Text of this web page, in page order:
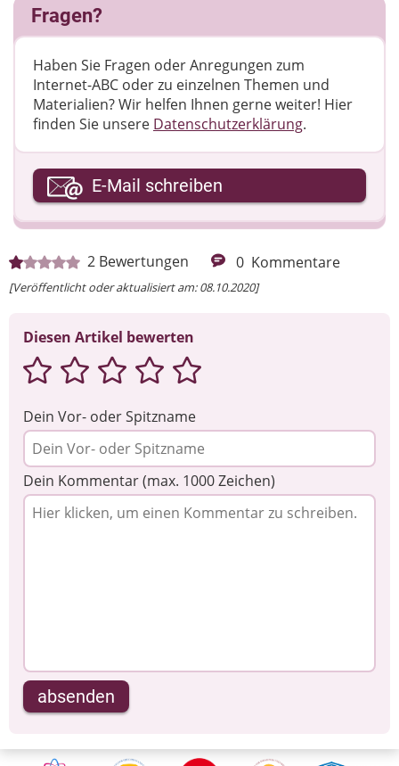
2 Bewertungen 0 Kommentare
[Veröffentlicht oder aktualisiert am: 08.10.2020]
Diesen Artikel bewerten
Dein Vor- oder Spitzname
Dein Kommentar (max. 1000 Zeichen)
absenden
Fragen?
Haben Sie Fragen oder Anregungen zum
Internet-ABC oder zu einzelnen Themen und
Materialien? Wir helfen Ihnen gerne weiter! ​Hier
finden Sie unsere Datenschutzerklärung.
Ihre E-Mail-Adresse
Ihre Nachricht
E-Mail schreiben